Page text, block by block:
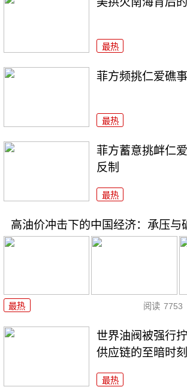
最热
菲方频挑仁爱礁
最热
菲方蓄意挑衅仁
反制
最热
高油价冲击下的中国经济：承压与
最热 阅读 7753
世界油阀被强行
供应链的至暗时刻
最热